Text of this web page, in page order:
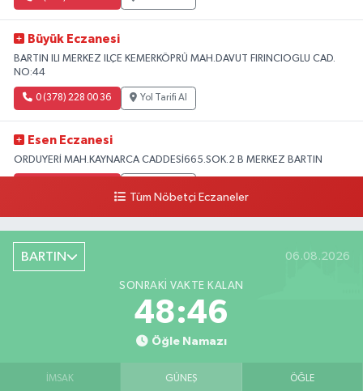
Büyük Eczanesi
BARTIN ILI MERKEZ ILÇE KEMERKÖPRÜ MAH.DAVUT FIRINCIOGLU CAD.
NO:44
0 (378) 228 00 36 Yol Tarifi Al
Esen Eczanesi
ORDUYERİ MAH.KAYNARCA CADDESİ665.SOK.2 B MERKEZ BARTIN
0 (378) 227 85 45
Tüm Nöbetçi Eczaneler
BARTIN 06.08.2026
SONRAKI VAKTE KALAN
48:45
Öğle Namazı
İMSAK GÜNEŞ ÖĞLE